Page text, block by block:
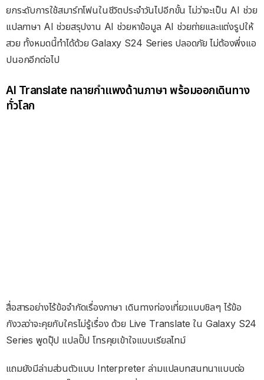
ยกระดับการใช้สมาร์ทโฟนในชีวิตประจำวันไปอีกขั้น ไม่ว่าจะเป็น AI ช่วย
แปลภาษา AI ช่วยสรุปงาน AI ช่วยหาข้อมูล AI ช่วยถ่ายและแต่งรูปให้
สวย ทั้งหมดนี้ทำได้ด้วย Galaxy S24 Series ปลอดภัย ไม่ต้องพึ่งแอ
ปนอกอีกต่อไป
Al Translate ทลายกำแพงด้านภาษา พร้อมออกเดินทาง
ทั่วโลก
สื่อสารอย่างไร้ข้อจำกัดเรื่องภาษา เดินทางท่องเที่ยวแบบชิลๆ ไร้ข้อ
กังวลว่าจะคุยกับใครไม่รู้เรื่อง ด้วย Live Translate ใน Galaxy S24
Series พูดปุ๊ป แปลปั๊ป โทรคุยเข้าใจแบบเรียลไทม์
แถมยังมีล่ามส่วนตัวแบบ Interpreter ล่ามแปลบทสนทนาแบบต่อ